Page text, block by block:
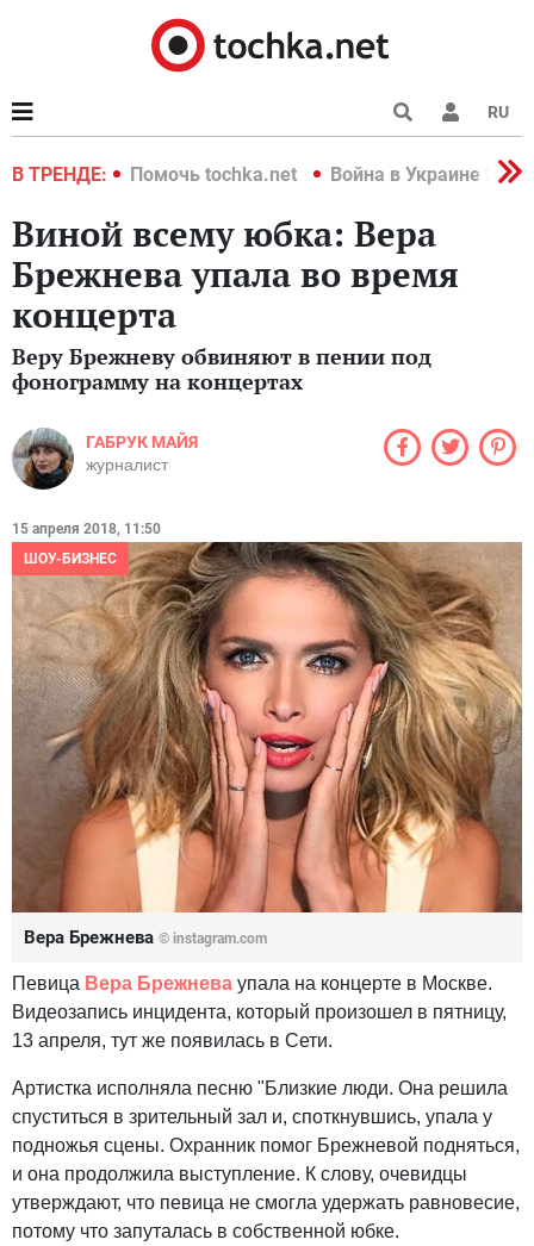
RU
В ТРЕНДЕ:
2022 Помочь tochka.net Война в Украине 2022
Виной всему юбка: Вера
Брежнева упала во время
концерта
Веру Брежневу обвиняют в пении под
фонограмму на концертах
ГАБРУК МАЙЯ
журналист
15 апреля 2018, 11:50
ШОУ-БИЗНЕС
Вера Брежнева © instagram.com
Певица Вера Брежнева упала на концерте в Москве.
Видеозапись инцидента, который произошел в пятницу,
13 апреля, тут же появилась в Сети.
Артистка исполняла песню "Близкие люди. Она решила
спуститься в зрительный зал и, споткнувшись, упала у
подножья сцены. Охранник помог Брежневой подняться,
и она продолжила выступление. К слову, очевидцы
утверждают, что певица не смогла удержать равновесие,
потому что запуталась в собственной юбке.